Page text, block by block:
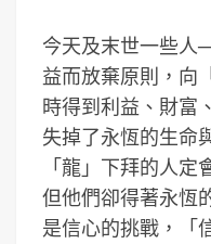
今天及末世一些人
益而放棄原則，向
時得到利益、財富
失掉了永恆的生命
「龍」下拜的人定
但他們卻得著永恆
是信心的挑戰，「